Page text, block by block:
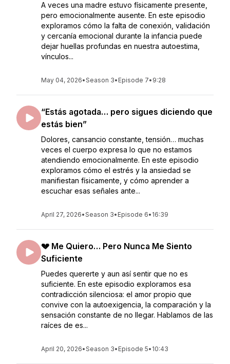
A veces una madre estuvo físicamente presente,
pero emocionalmente ausente. En este episodio
exploramos cómo la falta de conexión, validación
y cercanía emocional durante la infancia puede
dejar huellas profundas en nuestra autoestima,
vínculos...
May 04, 2026•Season 3• Episode 7• 9:28
“Estás agotada… pero sigues diciendo que
estás bien”
Dolores, cansancio constante, tensión… muchas
veces el cuerpo expresa lo que no estamos
atendiendo emocionalmente. En este episodio
exploramos cómo el estrés y la ansiedad se
manifiestan físicamente, y cómo aprender a
escuchar esas señales ante...
April 27, 2026•Season 3• Episode 6• 16:39
💔 Me Quiero… Pero Nunca Me Siento
Suficiente
Puedes quererte y aun así sentir que no es
suficiente. En este episodio exploramos esa
contradicción silenciosa: el amor propio que
convive con la autoexigencia, la comparación y la
sensación constante de no llegar. Hablamos de las
raíces de es...
April 20, 2026•Season 3• Episode 5• 10:43